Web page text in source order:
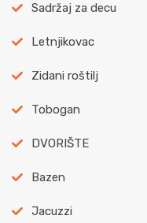
Sadržaj za decu
Letnjikovac
Zidani roštilj
Tobogan
DVORIŠTE
Bazen
Jacuzzi